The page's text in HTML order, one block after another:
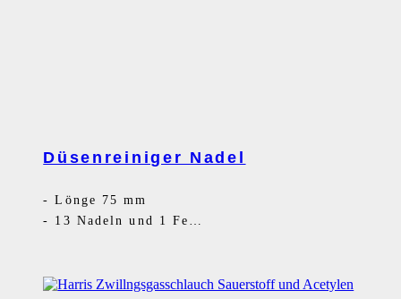
Düsenreiniger Nadel
-Lönge 75 mm
- 13 Nadeln und 1 Feile